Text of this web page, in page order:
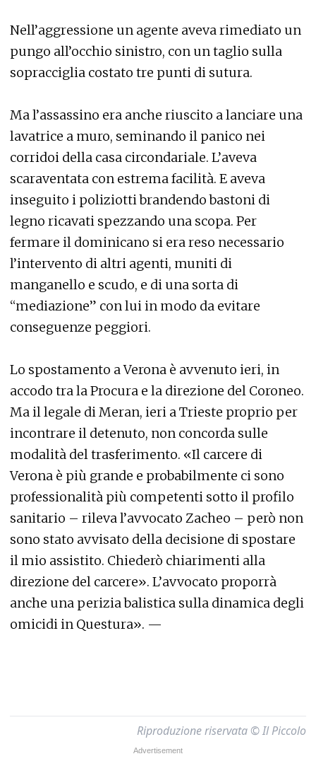
Nell’aggressione un agente aveva rimediato un
pungo all’occhio sinistro, con un taglio sulla
sopracciglia costato tre punti di sutura.
Ma l’assassino era anche riuscito a lanciare una
lavatrice a muro, seminando il panico nei
corridoi della casa circondariale. L’aveva
scaraventata con estrema facilità. E aveva
inseguito i poliziotti brandendo bastoni di
legno ricavati spezzando una scopa. Per
fermare il dominicano si era reso necessario
l’intervento di altri agenti, muniti di
manganello e scudo, e di una sorta di
“mediazione” con lui in modo da evitare
conseguenze peggiori.
Lo spostamento a Verona è avvenuto ieri, in
accodo tra la Procura e la direzione del Coroneo.
Ma il legale di Meran, ieri a Trieste proprio per
incontrare il detenuto, non concorda sulle
modalità del trasferimento. «Il carcere di
Verona è più grande e probabilmente ci sono
professionalità più competenti sotto il profilo
sanitario – rileva l’avvocato Zacheo – però non
sono stato avvisato della decisione di spostare
il mio assistito. Chiederò chiarimenti alla
direzione del carcere». L’avvocato proporrà
anche una perizia balistica sulla dinamica degli
omicidi in Questura». —
Riproduzione riservata © Il Piccolo